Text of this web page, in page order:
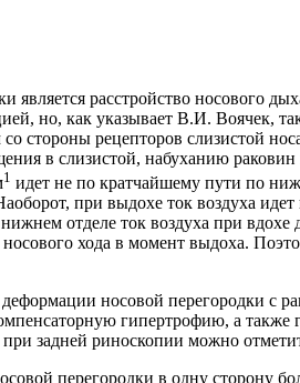
расстройство носового
но, как указывает В.И. Воячек,
стороны рецепторов слизистой
в слизистой, набуханию
1 идет не по кратчайшему пути по
при выдохе ток воздуха
отделе ток воздуха при
хода в момент выдоха.
носовой перегородки с
гипертрофию, а также
задней риноскопии можно
перегородки в одну сторону